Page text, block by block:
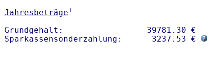
Jahresbeträge1
Grundgehalt:                 39781.30 €
Sparkassensonderzahlung:      3237.53 €